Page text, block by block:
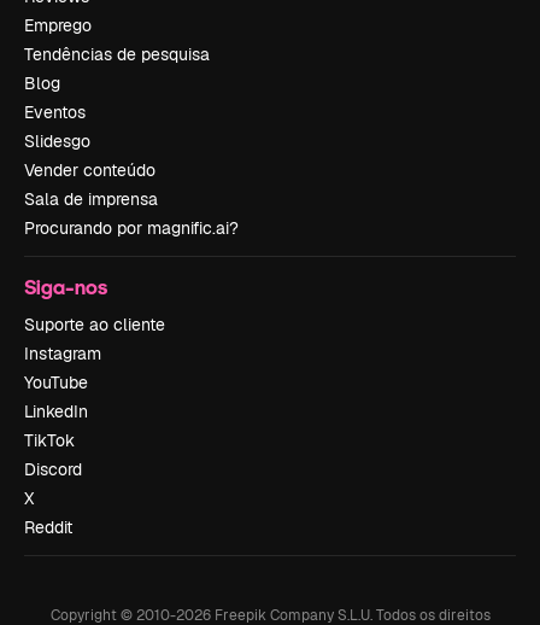
Emprego
Tendências de pesquisa
Blog
Eventos
Slidesgo
Vender conteúdo
Sala de imprensa
Procurando por magnific.ai?
Siga-nos
Suporte ao cliente
Instagram
YouTube
LinkedIn
TikTok
Discord
X
Reddit
Copyright © 2010-2026Freepik Company S.L.U. Todos os direitos